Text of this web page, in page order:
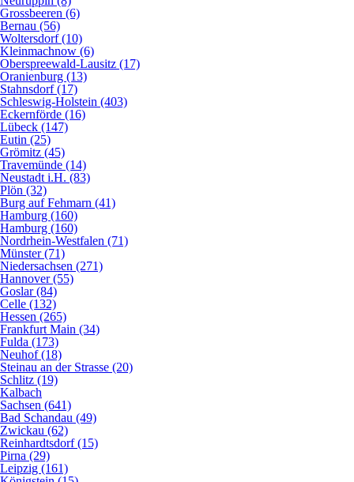
Grossbeeren (6)
Bernau (56)
Woltersdorf (10)
Kleinmachnow (6)
Oberspreewald-Lausitz (17)
Oranienburg (13)
Stahnsdorf (17)
Schleswig-Holstein (403)
Eckernförde (16)
Lübeck (147)
Eutin (25)
Grömitz (45)
Travemünde (14)
Neustadt i.H. (83)
Plön (32)
Burg auf Fehmarn (41)
Hamburg (160)
Hamburg (160)
Nordrhein-Westfalen (71)
Münster (71)
Niedersachsen (271)
Hannover (55)
Goslar (84)
Celle (132)
Hessen (265)
Frankfurt Main (34)
Fulda (173)
Neuhof (18)
Steinau an der Strasse (20)
Schlitz (19)
Kalbach
Sachsen (641)
Bad Schandau (49)
Zwickau (62)
Reinhardtsdorf (15)
Pirna (29)
Leipzig (161)